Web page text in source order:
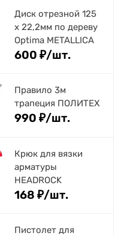
Диск отрезной 125
x 22,2мм по дереву
Optima METALLICA
600 ₽/шт.
Правило 3м
трапеция ПОЛИТЕХ
990 ₽/шт.
Крюк для вязки
арматуры
HEADROCK
168 ₽/шт.
Пистолет для